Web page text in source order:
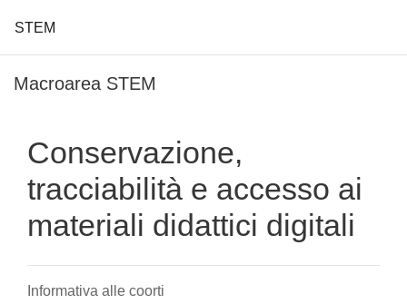
STEM
Macroarea STEM
Conservazione,
tracciabilità e accesso ai
materiali didattici digitali
Informativa alle coorti